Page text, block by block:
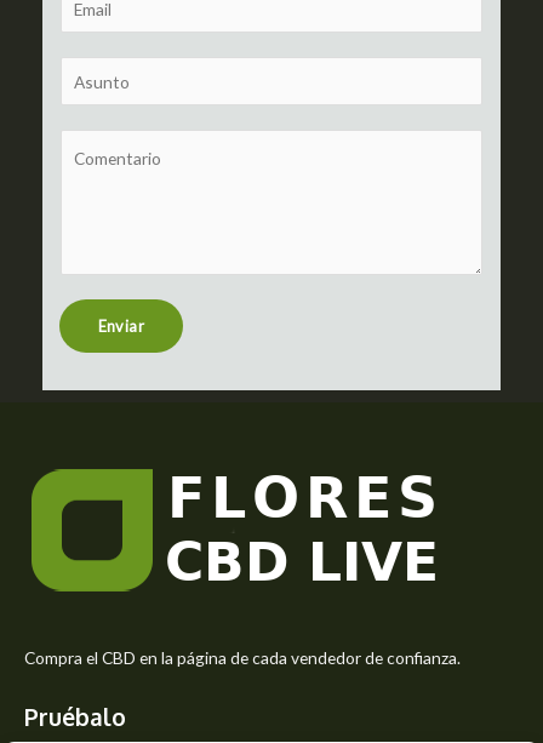
m
a
u
b
t
r
s
e
Enviar
Compra el CBD en la página de cada vendedor de confianza.
Pruébalo